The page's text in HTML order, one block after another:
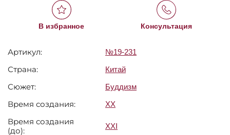
В избранное Консультация
Артикул: №19-231
Страна: Китай
Сюжет: Буддизм
Время создания: XX
Время создания
(до):
XXI